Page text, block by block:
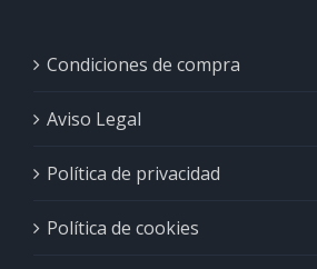
Condiciones de compra
Aviso Legal
Política de privacidad
Política de cookies